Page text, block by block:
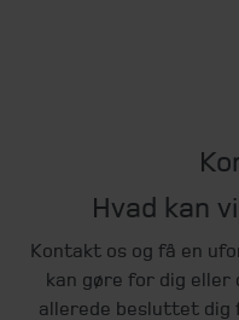
Hvad kan
Kontakt os og få en
kan gøre for dig eller
allerede besluttet dig